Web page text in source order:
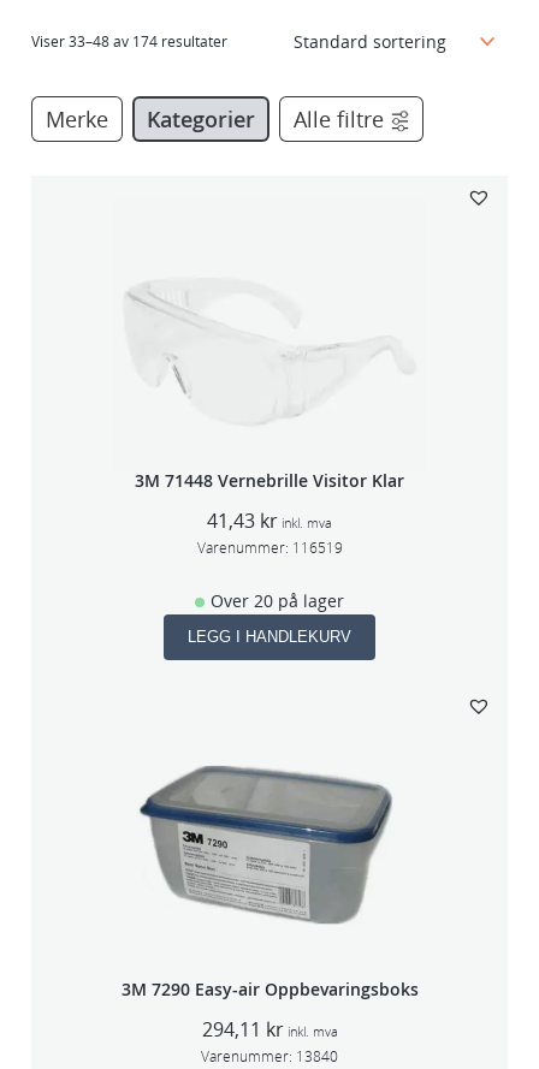
Viser 33–48 av 174 resultater
Merke Kategorier Alle filtre
3M 71448 Vernebrille Visitor Klar
41,43 kr inkl. mva
Varenummer: 116519
Over 20 på lager
LEGG I HANDLEKURV
3M 7290 Easy-air Oppbevaringsboks
294,11 kr inkl. mva
Varenummer: 13840